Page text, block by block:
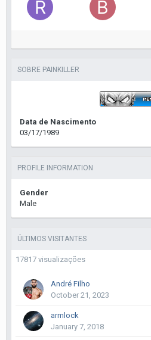
SOBRE PAINKILLER
Data de Nascimento
03/17/1989
PROFILE INFORMATION
Gender
Male
ÚLTIMOS VISITANTES
17817 visualizações
André Filho
October 21, 2023
armlock
January 7, 2018